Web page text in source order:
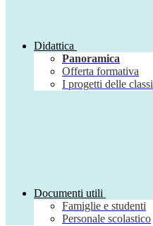
Didattica
Panoramica
Offerta formativa
I progetti delle classi
Documenti utili
Famiglie e studenti
Personale scolastico